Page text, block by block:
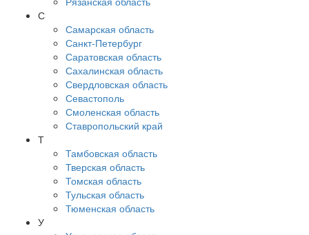
С
Самарская область
Санкт-Петербург
Саратовская область
Сахалинская область
Свердловская область
Севастополь
Смоленская область
Ставропольский край
Т
Тамбовская область
Тверская область
Томская область
Тульская область
Тюменская область
У